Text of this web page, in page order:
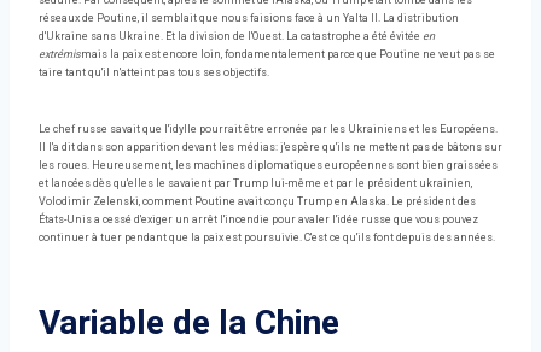
réseaux de Poutine, il semblait que nous faisions face à un Yalta II. La distribution
d'Ukraine sans Ukraine. Et la division de l'Ouest. La catastrophe a été évitée en
extrémismais la paix est encore loin, fondamentalement parce que Poutine ne veut pas se
taire tant qu'il n'atteint pas tous ses objectifs.
Le chef russe savait que l'idylle pourrait être erronée par les Ukrainiens et les Européens.
Il l'a dit dans son apparition devant les médias: j'espère qu'ils ne mettent pas de bâtons sur
les roues. Heureusement, les machines diplomatiques européennes sont bien graissées
et lancées dès qu'elles le savaient par Trump lui-même et par le président ukrainien,
Volodimir Zelenski, comment Poutine avait conçu Trump en Alaska. Le président des
États-Unis a cessé d'exiger un arrêt l'incendie pour avaler l'idée russe que vous pouvez
continuer à tuer pendant que la paix est poursuivie. C'est ce qu'ils font depuis des années.
Variable de la Chine